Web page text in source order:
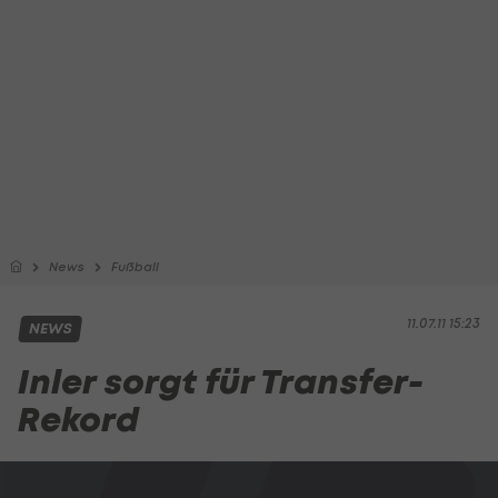
News Fußball
11.07.11 15:23
NEWS
Inler sorgt für Transfer-
Rekord